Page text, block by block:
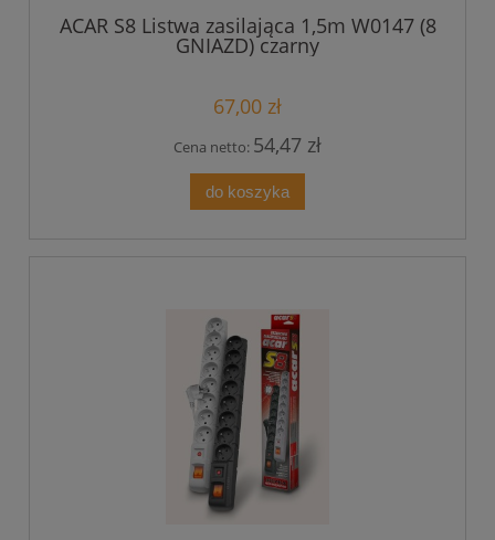
ACAR S8 Listwa zasilająca 1,5m W0147 (8
GNIAZD) czarny
67,00 zł
Cena netto: 54,47 zł
do koszyka